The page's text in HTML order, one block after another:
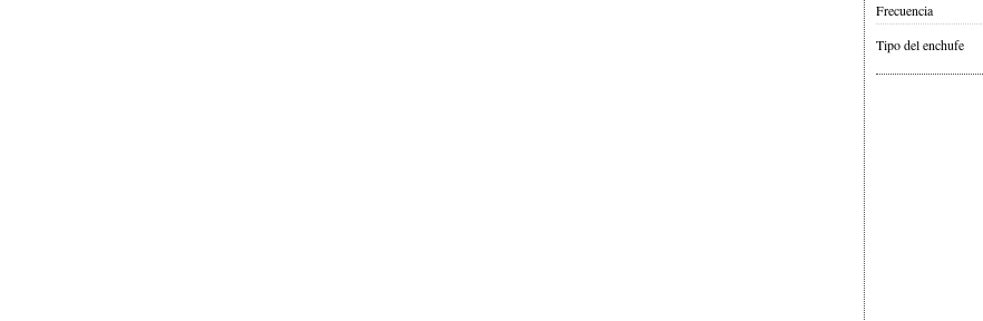
Frecuencia
Tipo del enchufe